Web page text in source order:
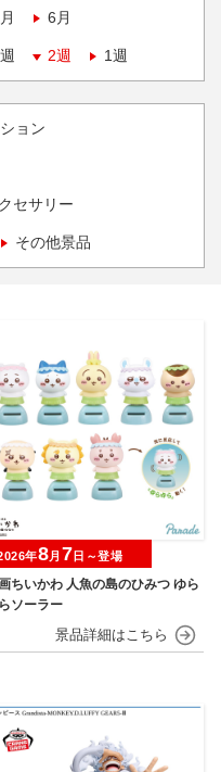
6月
2週 1週
ョン
セサリー
その他景品
ちいかわ 人魚の島のひみつ ゆら
ソーラー
年8月 7日～登場